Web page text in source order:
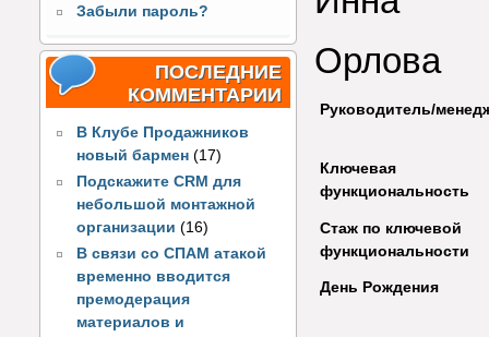
Забыли пароль?
ПОСЛЕДНИЕ
КОММЕНТАРИИ
В Клубе Продажников
новый бармен (17)
Подскажите CRM для
небольшой монтажной
организации (16)
В связи со СПАМ атакой
временно вводится
премодерация
материалов и
Орлова
Руководитель/
Ключевая
функциональность
Стаж по ключевой
функциональности
День Рождения